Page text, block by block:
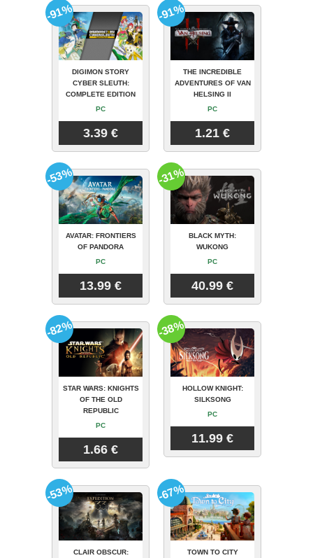
DIGIMON STORY
CYBER SLEUTH:
COMPLETE EDITION
PC
3.39 €
-91%
THE INCREDIBLE
ADVENTURES OF VAN
HELSING II
PC
1.21 €
-91%
AVATAR: FRONTIERS
OF PANDORA
PC
13.99 €
-53%
BLACK MYTH:
WUKONG
PC
40.99 €
-31%
STAR WARS: KNIGHTS
OF THE OLD
REPUBLIC
PC
1.66 €
-82%
HOLLOW KNIGHT:
SILKSONG
PC
11.99 €
-38%
CLAIR OBSCUR:
-53%
TOWN TO CITY
-67%